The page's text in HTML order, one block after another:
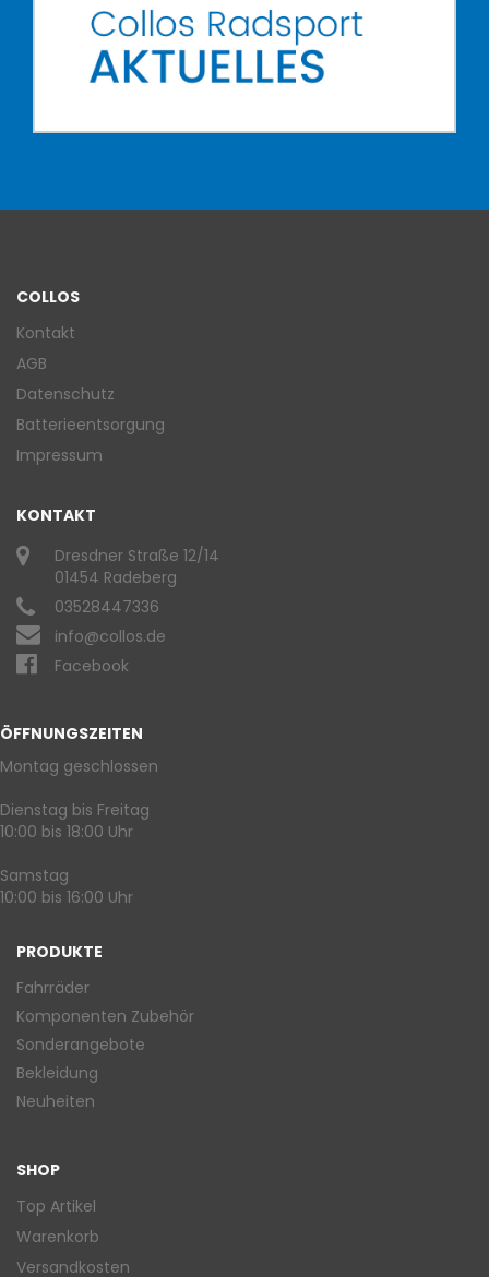
COLLOS
Kontakt
AGB
Datenschutz
Batterieentsorgung
Impressum
KONTAKT
Dresdner Straße 12/14
01454 Radeberg
03528447336
info@collos.de
Facebook
ÖFFNUNGSZEITEN
Montag geschlossen
Dienstag bis Freitag
10:00 bis 18:00 Uhr
Samstag
10:00 bis 16:00 Uhr
PRODUKTE
Fahrräder
Komponenten Zubehör
Sonderangebote
Bekleidung
Neuheiten
SHOP
Top Artikel
Warenkorb
Versandkosten